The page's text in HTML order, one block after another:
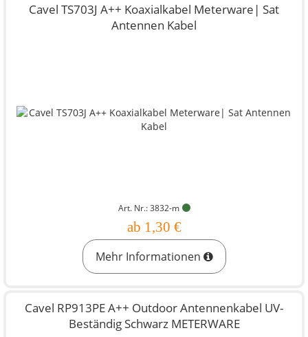
Cavel TS703J A++ Koaxialkabel Meterware| Sat
Antennen Kabel
Art. Nr.: 3832-m
ab 1,30 €
Mehr Informationen
Cavel RP913PE A++ Outdoor Antennenkabel UV-
Beständig Schwarz METERWARE